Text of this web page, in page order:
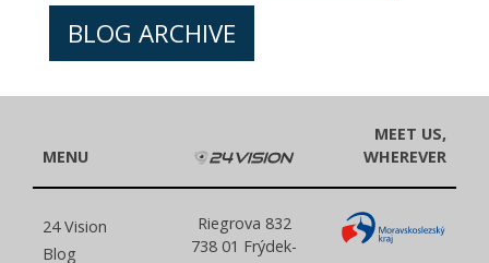
BLOG ARCHIVE
MENU
MEET US,
WHEREVER
24 Vision
Blog
Riegrova 832
738 01 Frýdek-